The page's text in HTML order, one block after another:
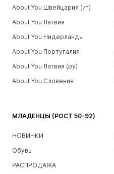
МЛАДЕНЦЫ (РОСТ 50-92)
НОВИНКИ
Обувь
РАСПРОДАЖА
About You Швейцария (ит)
About You Латвия
About You Нидерланды
About You Португалия
About You Латвия (ру)
About You Словения